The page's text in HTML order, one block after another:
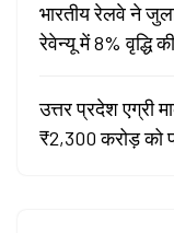
भारतीय रेलवे ने
रेवेन्यू में 8% वृद्धि की
उत्तर प्रदेश एग्री
₹2,300 करोड़ को